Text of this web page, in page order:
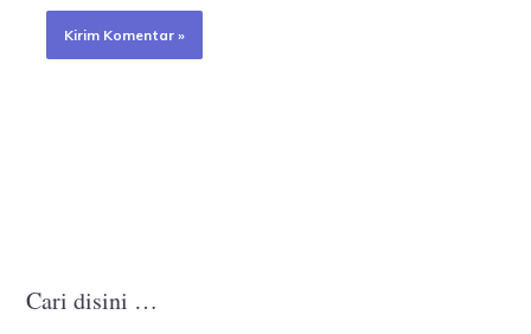
Cari disini …